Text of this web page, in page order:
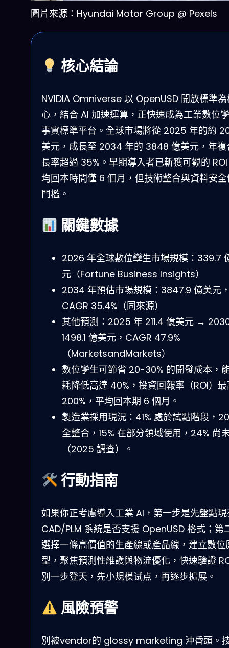
圖片來源：Hyundai Motor Group @ Pexels
核心結論
NVIDIA Omniverse 以 OpenUSD 開放標準
心，結合 AI 加速運算，正快速成為工業數位
事實標準平台。全球市場將從 2025 年的約
美元，成長至 2034 年的 3848 億美元，年複
長率超過 35%。早期導入者已斬獲可觀的
均回本時間僅 6 個月，但技術整合與資料安
門檻。
關鍵數據
2026 年全球數位孿生市場規模：339.7
元（Fortune Business Insights）
2034 年預估市場規模：3847.9 億美元
CAGR 35.4%（同來源）
其他預測：2025 年 211.4 億美元 →
1498.1 億美元，CAGR 47.9%
（MarketsandMarkets）
數位孿生可節省 20-30% 的開發成本，
耗降低高達 40%，投資回報率（ROI）
200%，平均回本期 6 個月。
製造業採用現況：41% 處於試點階段，
全整合，15% 在部分領域使用，24% 尚
（2025 調查）。
行動指南
如果你正考慮導入工業 AI，第一步是先盤點
CAD/PLM 系統是否支援 OpenUSD 格式；第
選擇一條高價值的生產線或產品線，建立數位
型，聚焦預測性維護與物流優化，快速驗證
別一步登天，先小規模试点，再逐步擴展。
風險預警
別被vendor的 glossy marketing 沖昏頭。